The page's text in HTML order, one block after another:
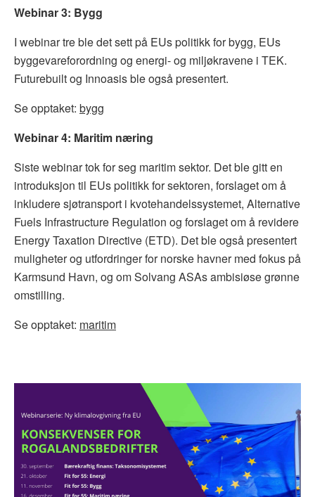
Webinar 3: Bygg
I webinar tre ble det sett på EUs politikk for bygg, EUs
byggevareforordning og energi- og miljøkravene i TEK.
Futurebuilt og Innoasis ble også presentert.
Se opptaket: bygg
Webinar 4: Maritim næring
Siste webinar tok for seg maritim sektor. Det ble gitt en
introduksjon til EUs politikk for sektoren, forslaget om å
inkludere sjøtransport i kvotehandelssystemet, Alternative
Fuels Infrastructure Regulation og forslaget om å revidere
Energy Taxation Directive (ETD). Det ble også presentert
muligheter og utfordringer for norske havner med fokus på
Karmsund Havn, og om Solvang ASAs ambisiøse grønne
omstilling.
Se opptaket: maritim